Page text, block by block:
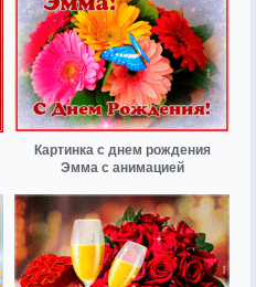
Картинка с днем рождения
Эмма с анимацией